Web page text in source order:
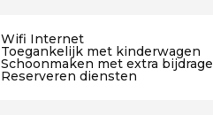
Wifi Internet
Toegankelijk met kinderwagen
Schoonmaken met extra bijdrage
Reserveren diensten